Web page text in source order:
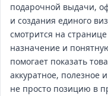
подарочной выдачи,
и создания единого
смотрится на
назначение и
помогает показать
аккуратное, полезное
не просто позицию в